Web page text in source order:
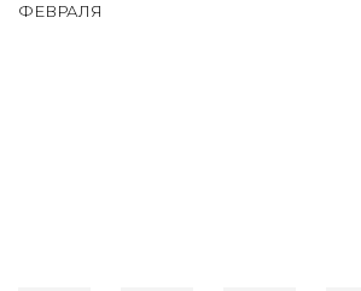
ФЕВРАЛЯ